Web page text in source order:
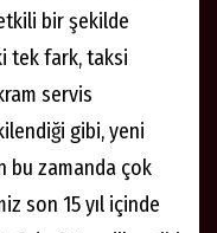
bir şekilde
tek fark, taksi
servis
gibi, yeni
bu zamanda çok
son 15 yıl içinde